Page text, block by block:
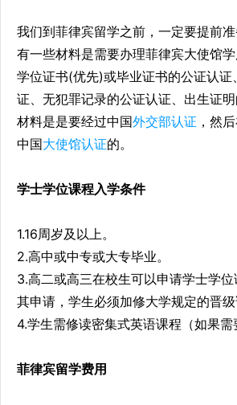
我们到菲律宾留学之前，一定要提前
有一些材料是需要办理菲律宾大使馆
学位证书(优先)或毕业证书的公证认证
证、无犯罪记录的公证认证、出生证
材料是是要经过中国外交部认证 ，然
中国大使馆认证的。
学士学位课程入学条件
1.16周岁及以上。
2.高中或中专或大专毕业。
3.高二或高三在校生可以申请学士学
其申请，学生必须加修大学规定的晋级
4.学生需修读密集式英语课程（如果需
菲律宾留学费用